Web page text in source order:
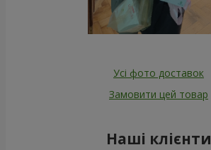
Усі фото доставок
Замовити цей товар
Наші клієнти